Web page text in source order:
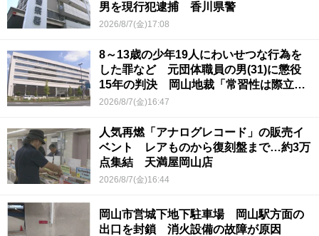
男を現行犯逮捕 香川県警
2026/8/7(金)17:08
8～13歳の少年19人にわいせつな行為を
した罪など 元団体職員の男(31)に懲役
15年の判決 岡山地裁「常習性は際立っ
ていて被害結果も非常に重い」
2026/8/7(金)16:47
人気再燃「アナログレコード」の販売イ
ベント レアものから復刻盤まで…約3万
点集結 天満屋岡山店
2026/8/7(金)16:44
岡山市営城下地下駐車場 岡山駅方面の
出口を封鎖 消火設備の故障が原因